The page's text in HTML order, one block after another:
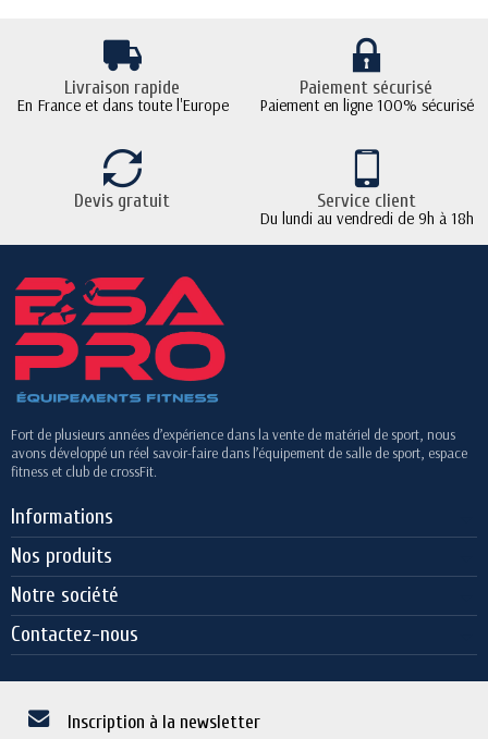
Livraison rapide
En France et dans toute l'Europe
Paiement sécurisé
Paiement en ligne 100% sécurisé
Devis gratuit Service client
Du lundi au vendredi de 9h à 18h
Fort de plusieurs années d’expérience dans la vente de matériel de sport, nous
avons développé un réel savoir-faire dans l’équipement de salle de sport, espace
fitness et club de crossFit.
Informations
Nos produits
Notre société
Contactez-nous
Inscription à la newsletter